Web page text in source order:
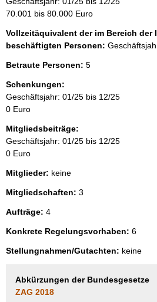
70.001 bis 80.000 Euro
Vollzeitäquivalent der im Bereich der
beschäftigten Personen:
Betraute Personen: 5
Schenkungen:
Geschäftsjahr: 01/25 bis 12/25
0 Euro
Mitgliedsbeiträge:
Geschäftsjahr: 01/25 bis 12/25
0 Euro
Mitglieder: keine
Mitgliedschaften: 3
Aufträge: 4
Konkrete Regelungsvorhaben: 6
Stellungnahmen/Gutachten: keine
Abkürzungen der Bundesgesetze
ZAG 2018